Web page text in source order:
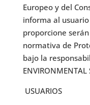
Europeo y del
informa al
proporcione
normativa de
bajo la
ENVIRONMENTAL
USUARIOS